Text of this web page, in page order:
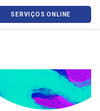
SERVIÇOS ONLINE